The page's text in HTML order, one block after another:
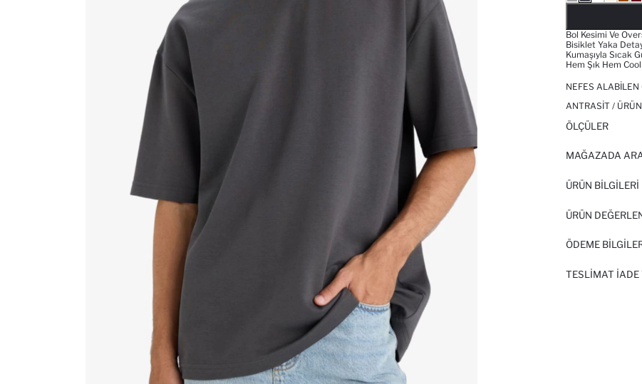
Bol Kesimi Ve
Bisiklet Yaka
Kumaşıyla Sıcak
Hem Şık Hem
NEFES ALABILEN
ANTRASIT /
ÖLÇÜLER
MAĞAZADA
ÜRÜN BILGILERI
ÜRÜN
ÖDEME
TESLIMAT İADE